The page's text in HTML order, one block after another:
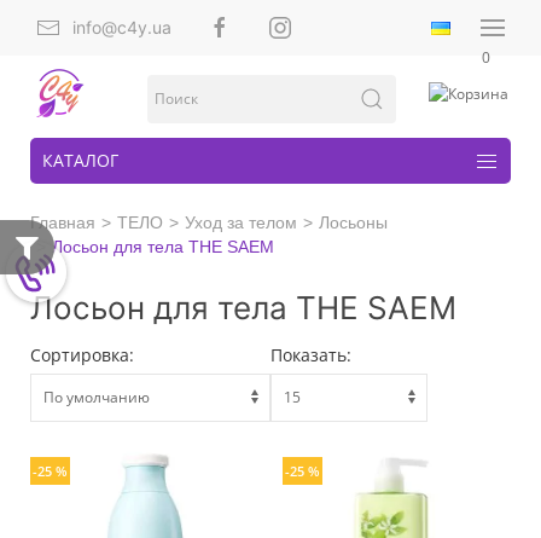
info@c4y.ua
0
КАТАЛОГ
Главная ТЕЛО Уход за телом
Лосьоны
Лосьон для тела THE SAEM
Лосьон для тела THE SAEM
Сортировка: Показать:
-25 % -25 %